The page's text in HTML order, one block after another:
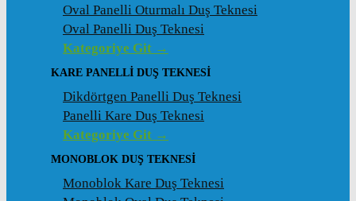
Oval Panelli Oturmalı Duş Teknesi
Oval Panelli Duş Teknesi
Kategoriye Git →
KARE PANELLI DUŞ TEKNESI
Dikdörtgen Panelli Duş Teknesi
Panelli Kare Duş Teknesi
Kategoriye Git →
MONOBLOK DUŞ TEKNESI
Monoblok Kare Duş Teknesi